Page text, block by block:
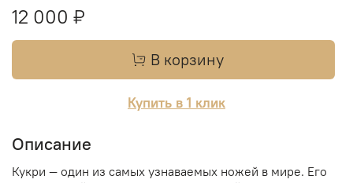
12 000 ₽
В корзину
Купить в 1 клик
Описание
Кукри — один из самых узнаваемых ножей в мире. Его